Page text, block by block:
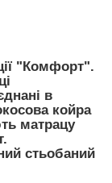
"Комфорт".
в
койра
матрацу
стьобаний